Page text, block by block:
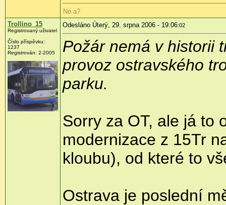
No a?
Trollino_15
Registrovaný uživatel
Číslo příspěvku:
1237
Registrován: 2-2005
Odesláno Úterý, 29. srpna 2006 - 19:06:02
Požár nemá v historii
provoz ostravského
parku.
Sorry za OT, ale já to
modernizace z 15Tr
kloubu), od které to
Ostrava je poslední